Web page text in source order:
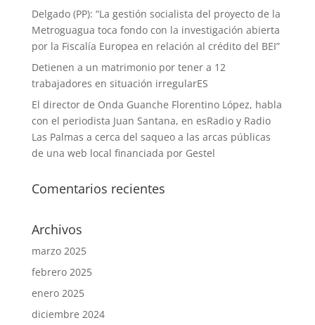
Delgado (PP): “La gestión socialista del proyecto de la
Metroguagua toca fondo con la investigación abierta
por la Fiscalía Europea en relación al crédito del BEI”
Detienen a un matrimonio por tener a 12
trabajadores en situación irregularES
El director de Onda Guanche Florentino López, habla
con el periodista Juan Santana, en esRadio y Radio
Las Palmas a cerca del saqueo a las arcas públicas
de una web local financiada por Gestel
Comentarios recientes
Archivos
marzo 2025
febrero 2025
enero 2025
diciembre 2024